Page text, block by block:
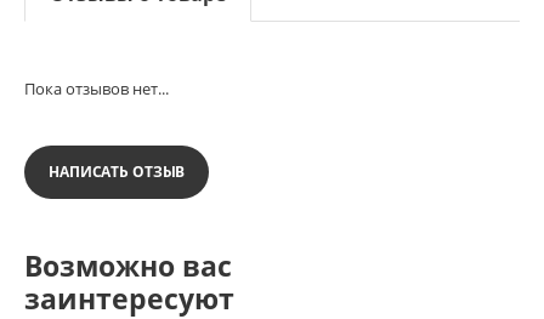
Пока отзывов нет...
НАПИСАТЬ ОТЗЫВ
Возможно вас
заинтересуют